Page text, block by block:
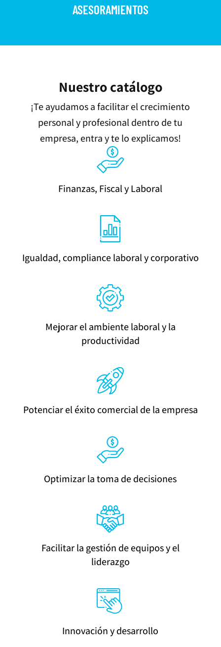
ASESORAMIENTOS
Nuestro catálogo
¡Te ayudamos a facilitar el crecimiento
personal y profesional dentro de tu
empresa, entra y te lo explicamos!
Finanzas, Fiscal y Laboral
Igualdad, compliance laboral y corporativo
Mejorar el ambiente laboral y la
productividad
Potenciar el éxito comercial de la empresa
Optimizar la toma de decisiones
Facilitar la gestión de equipos y el
liderazgo
Innovación y desarrollo